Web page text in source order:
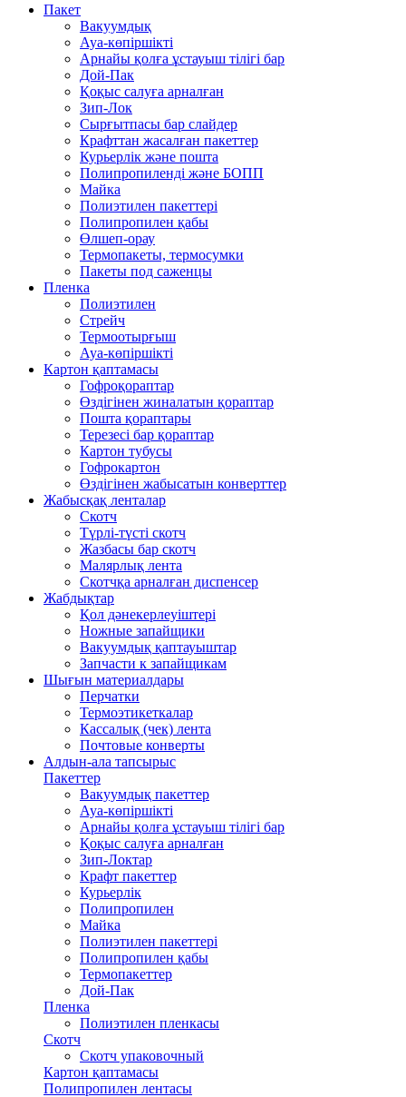
Пакет
Вакуумдық
Ауа-көпіршікті
Арнайы қолға ұстауыш тілігі бар
Дой-Пак
Қоқыс салуға арналған
Зип-Лок
Сырғытпасы бар слайдер
Крафттан жасалған пакеттер
Курьерлік және пошта
Полипропиленді және БОПП
Майка
Полиэтилен пакеттері
Полипропилен қабы
Өлшеп-орау
Термопакеты, термосумки
Пакеты под саженцы
Пленка
Полиэтилен
Стрейч
Термоотырғыш
Ауа-көпіршікті
Картон қаптамасы
Гофроқораптар
Өздігінен жиналатын қораптар
Пошта қораптары
Терезесі бар қораптар
Картон тубусы
Гофрокартон
Өздігінен жабысатын конверттер
Жабысқақ ленталар
Скотч
Түрлі-түсті скотч
Жазбасы бар скотч
Малярлық лента
Скотчқа арналған диспенсер
Жабдықтар
Қол дәнекерлеуіштері
Ножные запайщики
Вакуумдық қаптауыштар
Запчасти к запайщикам
Шығын материалдары
Перчатки
Термоэтикеткалар
Кассалық (чек) лента
Почтовые конверты
Алдын-ала тапсырыс
Пакеттер
Вакуумдық пакеттер
Ауа-көпіршікті
Арнайы қолға ұстауыш тілігі бар
Қоқыс салуға арналған
Зип-Локтар
Крафт пакеттер
Курьерлік
Полипропилен
Майка
Полиэтилен пакеттері
Полипропилен қабы
Термопакеттер
Дой-Пак
Пленка
Полиэтилен пленкасы
Скотч
Скотч упаковочный
Картон қаптамасы
Полипропилен лентасы